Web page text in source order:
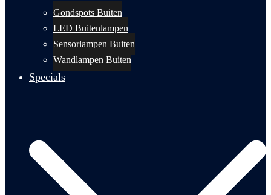
Gondspots Buiten
LED Buitenlampen
Sensorlampen Buiten
Wandlampen Buiten
Specials